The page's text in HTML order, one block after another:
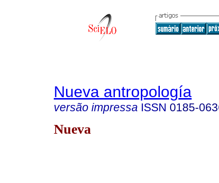
Nueva antropología
versão impressa ISSN 0185-
Nueva